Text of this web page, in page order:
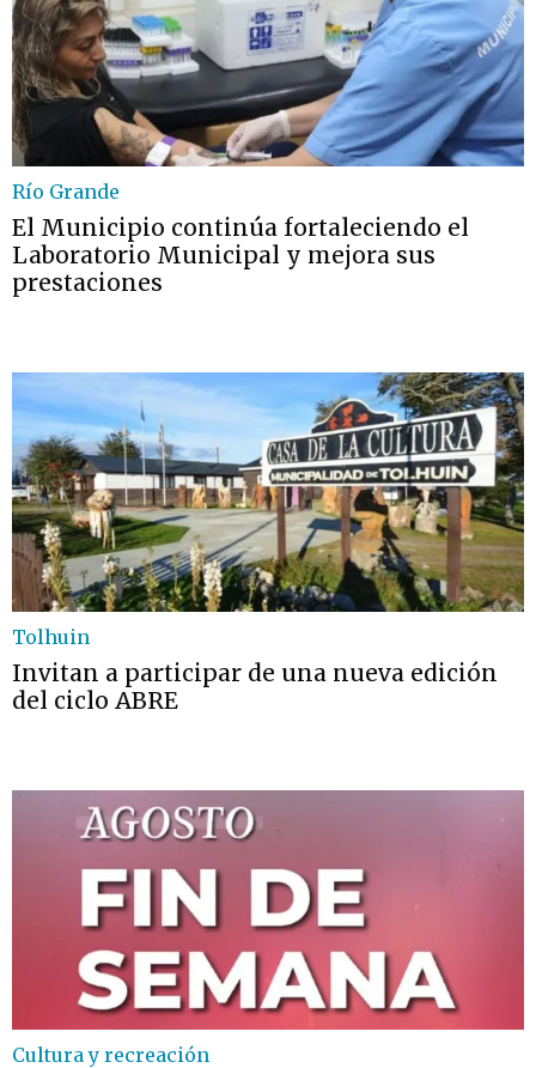
Río Grande
El Municipio continúa fortaleciendo el
Laboratorio Municipal y mejora sus
prestaciones
Tolhuin
Invitan a participar de una nueva edición
del ciclo ABRE
Cultura y recreación